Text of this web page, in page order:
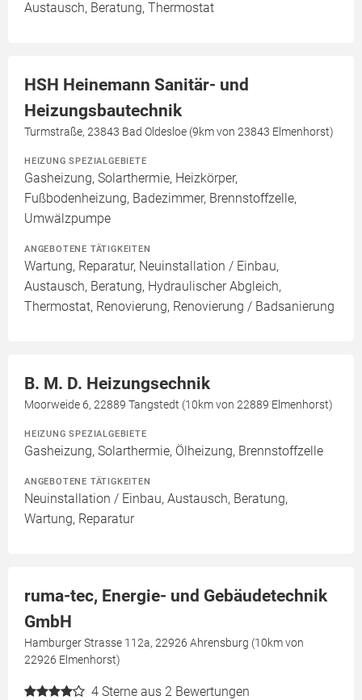
Austausch, Beratung, Thermostat
HSH Heinemann Sanitär- und
Heizungsbautechnik
Turmstraße, 23843 Bad Oldesloe (9km von 23843 Elmenhorst)
HEIZUNG SPEZIALGEBIETE
Gasheizung, Solarthermie, Heizkörper,
Fußbodenheizung, Badezimmer, Brennstoffzelle,
Umwälzpumpe
ANGEBOTENE TÄTIGKEITEN
Wartung, Reparatur, Neuinstallation / Einbau,
Austausch, Beratung, Hydraulischer Abgleich,
Thermostat, Renovierung, Renovierung / Badsanierung
B. M. D. Heizungsechnik
Moorweide 6, 22889 Tangstedt (10km von 22889 Elmenhorst)
HEIZUNG SPEZIALGEBIETE
Gasheizung, Solarthermie, Ölheizung, Brennstoffzelle
ANGEBOTENE TÄTIGKEITEN
Neuinstallation / Einbau, Austausch, Beratung,
Wartung, Reparatur
ruma-tec, Energie- und Gebäudetechnik
GmbH
Hamburger Strasse 112a, 22926 Ahrensburg (10km von
22926 Elmenhorst)
4 Sterne aus 2 Bewertungen